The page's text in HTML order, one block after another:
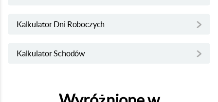
Kalkulator Dni Roboczych
Kalkulator Schodów